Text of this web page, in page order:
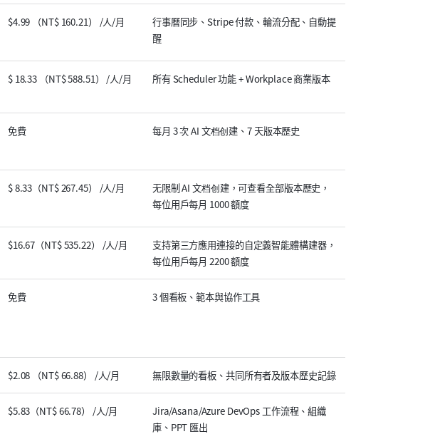
$4.99 （NT$ 160.21） /人/月
行事曆同步、Stripe 付款、輪流分配、自動提
醒
$ 18.33 （NT$ 588.51） /人/月 所有 Scheduler 功能 + Workplace 商業版本
免費 每月 3 次 AI 文档创建、7 天版本歷史
$ 8.33（NT$ 267.45） /人/月
无限制 AI 文档创建，可查看全部版本歷史，
每位用戶每月 1000 額度
$16.67（NT$ 535.22） /人/月
支持第三方應用連接的自定義智能體構建器，
每位用戶每月 2200 額度
免費 3 個看板、範本與協作工具
$2.08 （NT$ 66.88） /人/月 無限數量的看板、共同所有者及版本歷史記錄
$5.83（NT$ 66.78） /人/月
Jira/Asana/Azure DevOps 工作流程、組織
庫、PPT 匯出